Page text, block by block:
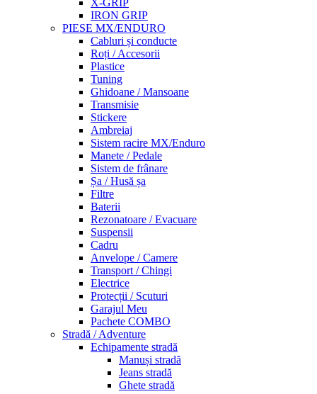
X-GRIP
IRON GRIP
PIESE MX/ENDURO
Cabluri și conducte
Roți / Accesorii
Plastice
Tuning
Ghidoane / Mansoane
Transmisie
Stickere
Ambreiaj
Sistem racire MX/Enduro
Manete / Pedale
Sistem de frânare
Șa / Husă șa
Filtre
Baterii
Rezonatoare / Evacuare
Suspensii
Cadru
Anvelope / Camere
Transport / Chingi
Electrice
Protecții / Scuturi
Garajul Meu
Pachete COMBO
Stradă / Adventure
Echipamente stradă
Manuși stradă
Jeans stradă
Ghete stradă